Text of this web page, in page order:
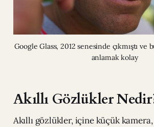
Google Glass, 2012 senesinde çıkmıştı
anlamak kolay
Akıllı Gözlükler
Akıllı gözlükler, içine küçük